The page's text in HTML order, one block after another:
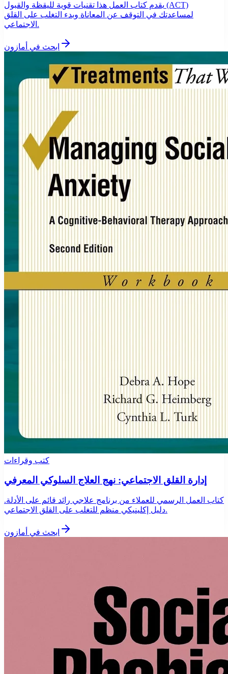
يقدم كتاب العمل هذا تقنيات قوية لليقظة والقبول (ACT)
لمساعدتك في التوقف عن المعاناة وبدء التغلب على القلق
الاجتماعي.
ابحث في أمازون
كتب وقراءات
إدارة القلق الاجتماعي: نهج العلاج السلوكي المعرفي
كتاب العمل الرسمي للعملاء من برنامج علاجي رائد قائم على الأدلة.
دليل إكلينيكي منظم للتغلب على القلق الاجتماعي.
ابحث في أمازون